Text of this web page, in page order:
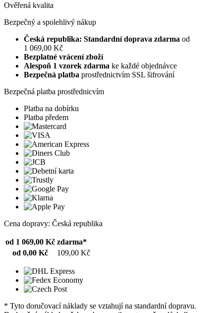
Ověřená kvalita
Bezpečný a spolehlivý nákup
Česká republika: Standardní doprava zdarma od
1 069,00 Kč
Bezplatné vrácení zboží
Alespoň 1 vzorek zdarma ke každé objednávce
Bezpečná platba prostřednictvím SSL šifrování
Bezpečná platba prostřednicvím
Platba na dobírku
Platba předem
Cena dopravy: Česká republika
od 1 069,00 Kč zdarma*
od 0,00 Kč
109,00 Kč
* Tyto doručovací náklady se vztahují na standardní dopravu.